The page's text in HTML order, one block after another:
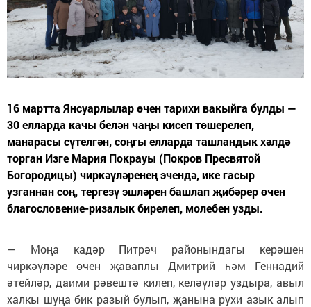
16 мартта Янсуарлылар өчен тарихи вакыйга булды —
30 елларда качы белән чаңы кисеп төшерелеп,
манарасы сүтелгән, соңгы елларда ташландык хәлдә
торган Изге Мария Покрауы (Покров Пресвятой
Богородицы) чиркәүләренең эчендә, ике гасыр
узганнан соң, тергезү эшләрен башлап җибәрер өчен
благословение-ризалык бирелеп, молебен узды.
— Моңа кадәр Питрәч районындагы керәшен
чиркәүләре өчен җаваплы Дмитрий һәм Геннадий
әтейләр, даими рәвештә килеп, келәүләр уздыра, авыл
халкы шуңа бик разый булып, җанына рухи азык алып